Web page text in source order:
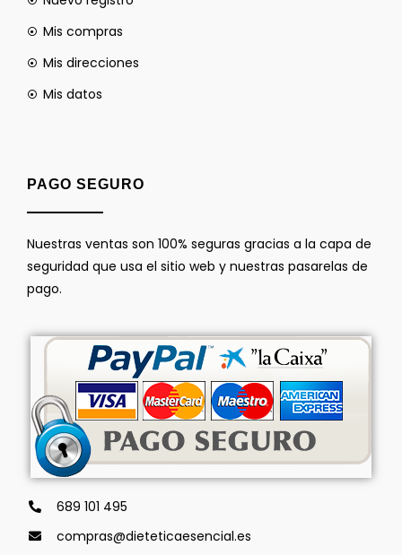
Mis compras
Mis direcciones
Mis datos
PAGO SEGURO
Nuestras ventas son 100% seguras gracias a la capa de
seguridad que usa el sitio web y nuestras pasarelas de
pago.
689 101 495
compras@dieteticaesencial.es